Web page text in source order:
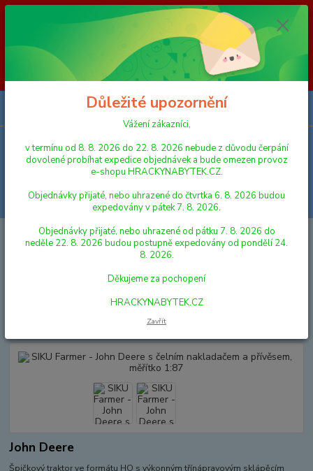
Vážení zákazníci, v termínu od 8. 8. 2026 do 23. 8. 2026 nebude z
důvodu čerpání dovolené probíhat expedice objednávek a bude omezen
provoz e-shopu HRACKYNABYTEK.CZ. Objednávky přijaté, nebo
uhrazené do čtvrtka 6. 8. 2026 budou expedovány v pátek 7. 8. 2026.
Objednávky přijaté, nebo uhrazené od pátku 7. 8. 2026 do neděle 23. 8.
2026 budou postupně expedovány od pondělí 24. 8. 2026. Děkujeme za
pochopení HRACKYNABYTEK.CZ
Menu
Hledat
AUTA, LODĚ, LETADLA SIKU
SIKU Farmer - John Deere s
čelním nakladačem a přívěsem, měřítko 1:87
SIKU Farmer - John Deere s
čelním nakladačem a přívěsem,
John Deere
Špičkový traktor ve formátu HO s výkonným třínápravovým sklápěcím
Důležité upozornění
Vážení zákazníci,
v termínu od 8. 8. 2026 do 22. 8. 2026 nebude z důvodu čerpání
dovolené probíhat expedice objednávek a bude omezen provoz
e-shopu HRACKYNABYTEK.CZ.
Objednávky přijaté, nebo uhrazené do čtvrtka 6. 8. 2026 budou
expedovány v pátek 7. 8. 2026.
Objednávky přijaté, nebo uhrazené od pátku 7. 8. 2026 do
neděle 22. 8. 2026 budou postupně expedovány od pondělí 24.
8. 2026.
Děkujeme za pochopení
HRACKYNABYTEK.CZ
Zavřít